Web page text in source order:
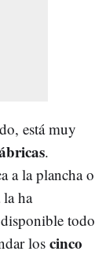
está muy
.
a la plancha o
la ha
todo
los cinco